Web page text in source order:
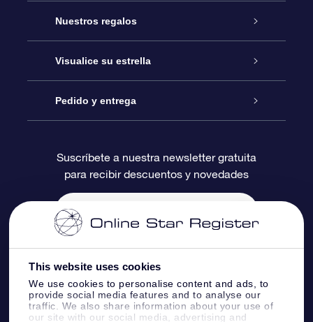
This website uses cookies
We use cookies to personalise content and ads, to
provide social media features and to analyse our
traffic. We also share information about your use of
our site with our social media, advertising and
Atención
Contáctanos
Blog
Reseñas
Nuestros regalos
Regalo Estrella Online
Paquete de Regalo OSR
Tarjeta de Regalo OSR
Regalos empresariales
Visualice su estrella
Registro estelar
Página de Estrella Personalizada
Un Millón de Estrellas
Aplicación de RV Llévame a las estrellas
Pedido y entrega
Información de Pago
Información de Envío
Constelaciones
Suscríbete a nuestra newsletter gratuita
para recibir descuentos y novedades